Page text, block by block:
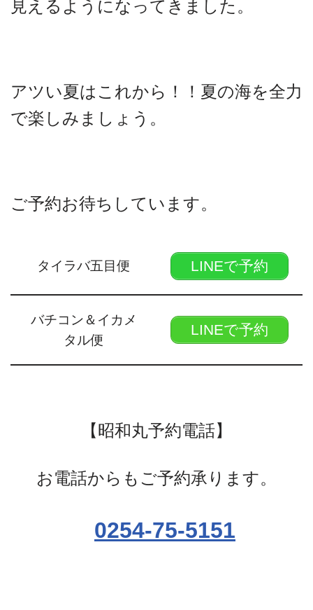
見えるようになってきました。
アツい夏はこれから！！夏の海を全力
で楽しみましょう。
ご予約お待ちしています。
タイラバ五目便 LINEで予約
バチコン＆イカメ
タル便
LINEで予約
【昭和丸予約電話】
お電話からもご予約承ります。
0254-75-5151